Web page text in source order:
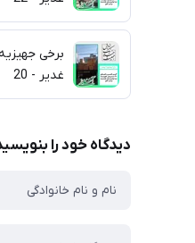
برخی
غدیر - 20
دیدگاه خود را